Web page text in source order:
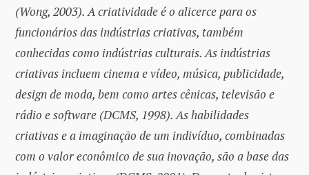
(Wong, 2003). A criatividade é o alicerce para os
funcionários das indústrias criativas, também
conhecidas como indústrias culturais. As indústrias
criativas incluem cinema e vídeo, música, publicidade,
design de moda, bem como artes cênicas, televisão e
rádio e software (DCMS, 1998). As habilidades
criativas e a imaginação de um indivíduo, combinadas
com o valor econômico de sua inovação, são a base das